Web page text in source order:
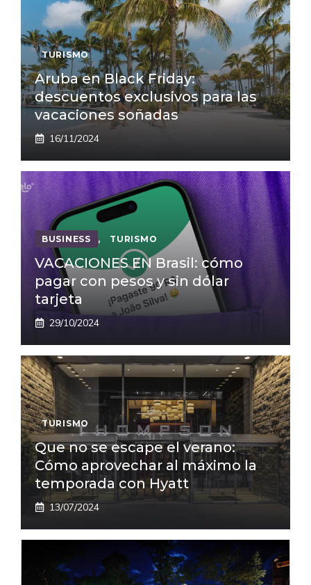
TURISMO
Aruba en Black Friday:
descuentos exclusivos para las
vacaciones soñadas
16/11/2024
BUSINESS , TURISMO
VACACIONES EN Brasil: cómo
pagar con pesos y sin dólar
tarjeta
29/10/2024
TURISMO
Que no se escape el verano:
Cómo aprovechar al máximo la
temporada con Hyatt
13/07/2024